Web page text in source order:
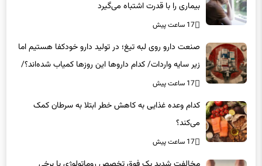
17 ساعت پیش
صنعت دارو روی لبه تیغ؛ در تولید دارو خودکفا هستیم اما
زیر سایه واردات/ کدام داروها این روزها کمیاب شده‌اند؟/
«کشور سه ماه ذخیره دارویی دارد»
17 ساعت پیش
کدام وعده غذایی به کاهش خطر ابتلا به سرطان کمک
می‌کند؟
17 ساعت پیش
مخالفت شدید یک فوق تخصص روماتولوژی با برخی